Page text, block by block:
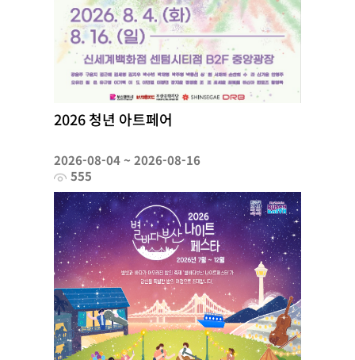
2026 청년 아트페어
2026-08-04 ~ 2026-08-16
555